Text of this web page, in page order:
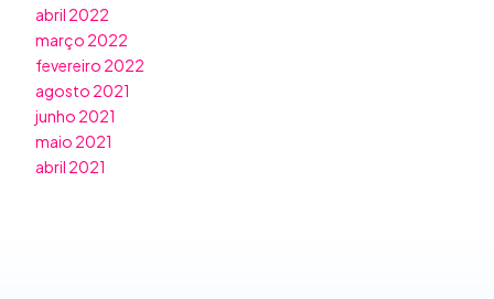
abril 2022
março 2022
fevereiro 2022
agosto 2021
junho 2021
maio 2021
abril 2021